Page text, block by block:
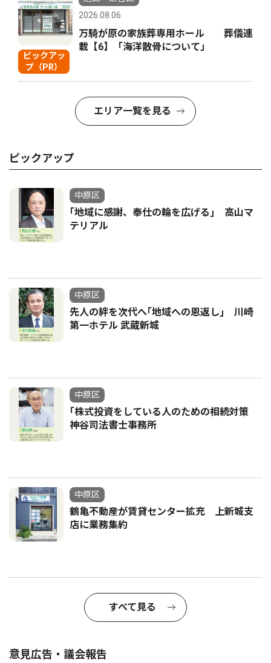
ピックアッ
プ（PR）
2026.08.06
万騎が原の家族葬専用ホール 葬儀連
載【6】「海洋散骨について」
エリア一覧を見る
ピックアップ
中原区
｢地域に感謝、奉仕の輪を広げる｣ 高山マ
テリアル
中原区
先人の絆を次代へ｢地域への恩返し｣ 川崎
第一ホテル 武蔵新城
中原区
｢株式投資をしている人のための相続対策
神谷司法書士事務所
中原区
鶴亀不動産が賃貸センター拡充 上新城支
店に業務集約
すべて見る
意見広告・議会報告